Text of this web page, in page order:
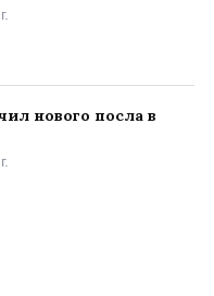
нового посла в